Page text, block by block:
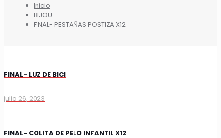
Inicio
BIJOU
FINAL- PESTAÑAS POSTIZA X12
FINAL- LUZ DE BICI
julio 26, 2023
FINAL- COLITA DE PELO INFANTIL X12